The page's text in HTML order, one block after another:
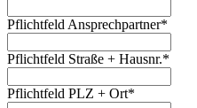
Pflichtfeld Ansprechpartner*
Pflichtfeld Straße + Hausnr.*
Pflichtfeld PLZ + Ort*